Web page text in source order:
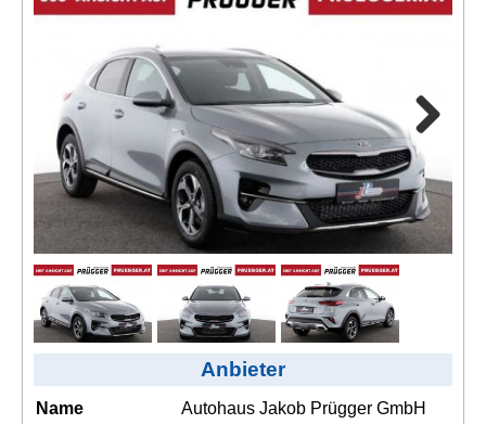
Kontakt
AGB, Nutzungsbedingungen
Impressum
Next
Anbieter
Name Autohaus Jakob Prügger GmbH